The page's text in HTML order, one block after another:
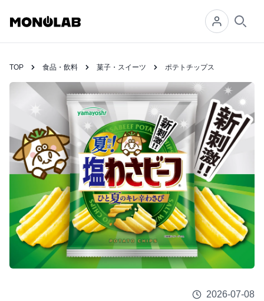
TOP 食品・飲料 菓子・スイーツ ポテトチップス
2026-07-08